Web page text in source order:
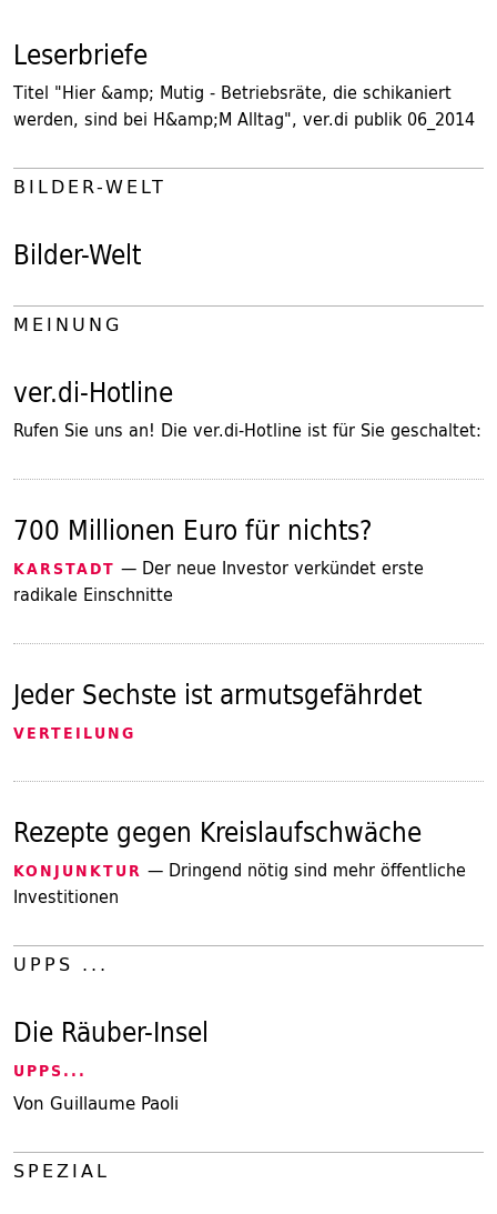
Leserbriefe
Titel "Hier &amp; Mutig - Betriebsräte, die schikaniert
werden, sind bei H&amp;M Alltag", ver.di publik 06_2014
BILDER-WELT
Bilder-Welt
MEINUNG
ver.di-Hotline
Rufen Sie uns an! Die ver.di-Hotline ist für Sie geschaltet:
700 Millionen Euro für nichts?
KARSTADT — Der neue Investor verkündet erste
radikale Einschnitte
Jeder Sechste ist armutsgefährdet
VERTEILUNG
Rezepte gegen Kreislaufschwäche
KONJUNKTUR — Dringend nötig sind mehr öffentliche
Investitionen
UPPS ...
Die Räuber-Insel
UPPS...
Von Guillaume Paoli
SPEZIAL